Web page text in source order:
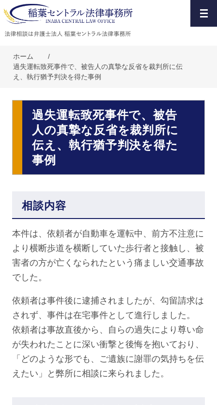
ホーム
/
過失運転致死事件で、被告人の真摯な反省を裁判所に伝
え、執行猶予判決を得た事例
過失運転致死事件で、被告
人の真摯な反省を裁判所に
伝え、執行猶予判決を得た
事例
相談内容
本件は、依頼者が自動車を運転中、前方不注意に
より横断歩道を横断していた歩行者と接触し、被
害者の方が亡くなられたという痛ましい交通事故
でした。
依頼者は事件後に逮捕されましたが、勾留請求は
されず、事件は在宅事件として進行しました。
依頼者は事故直後から、自らの過失により尊い命
が失われたことに深い衝撃と後悔を抱いており、
「どのような形でも、ご遺族に謝罪の気持ちを伝
えたい」と弊所に相談に来られました。